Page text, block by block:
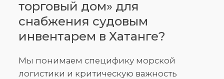
торговый дом» для
снабжения судовым
инвентарем в Хатанге?
Мы понимаем специфику морской
логистики и критическую важность